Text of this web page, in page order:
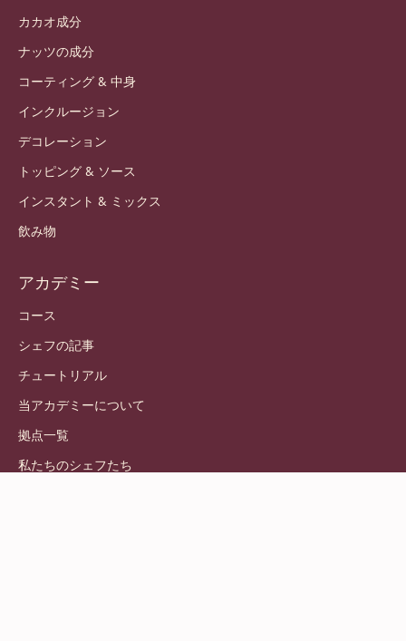
カカオ成分
ナッツの成分
コーティング & 中身
インクルージョン
デコレーション
トッピング & ソース
インスタント & ミックス
飲み物
アカデミー
コース
シェフの記事
チュートリアル
当アカデミーについて
拠点一覧
私たちのシェフたち